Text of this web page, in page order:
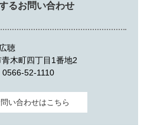
るお問い合わせ
聴
木町四丁目1番地2
0566-52-1110
い合わせはこちら